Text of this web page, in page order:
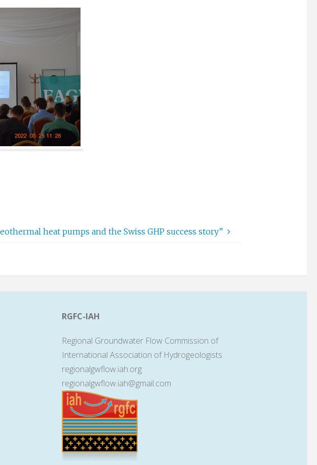
heat pumps and the Swiss GHP success story”
RGFC-IAH
Regional Groundwater Flow Commission of
International Association of Hydrogeologists
regionalgwflow.iah.org
regionalgwflow.iah@gmail.com